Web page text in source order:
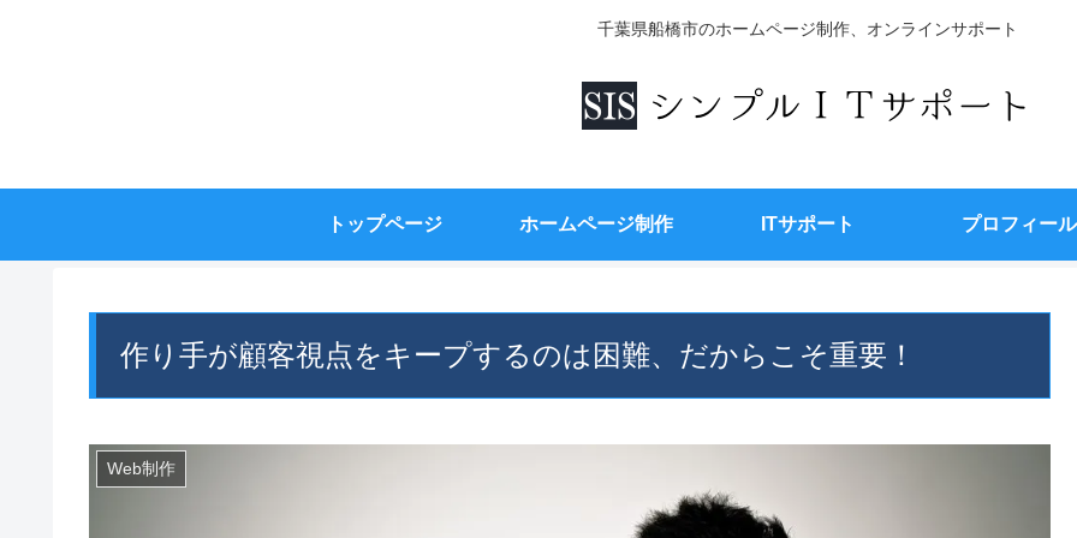
千葉県船橋市のホームページ制作、オンラインサポート
トップページ ホームページ制作 ITサポート プロフィール
作り手が顧客視点をキープするのは困難、だからこそ重要！
Web制作